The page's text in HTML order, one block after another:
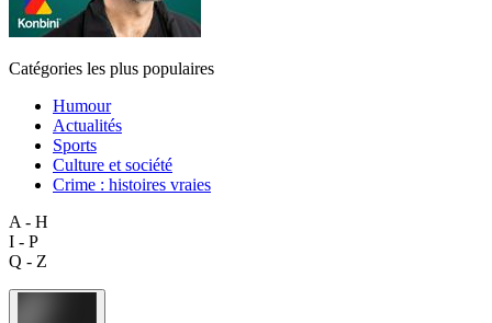
Catégories les plus populaires
Humour
Actualités
Sports
Culture et société
Crime : histoires vraies
A - H
I - P
Q - Z